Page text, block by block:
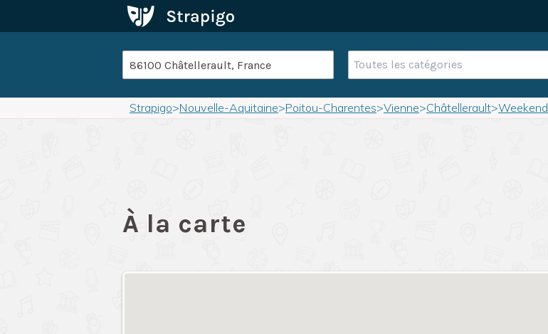
Toutes les catégories
Strapigo>Nouvelle-Aquitaine>Poitou-Charentes>Vienne>Châtellerault>Weekend
À la carte